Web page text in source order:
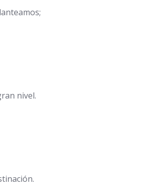
nivel.